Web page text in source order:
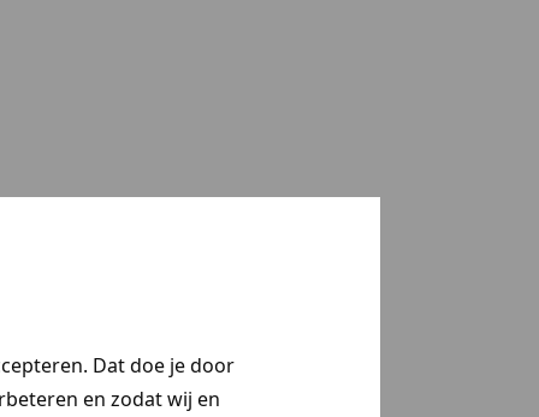
Dat doe je door
en zodat wij en